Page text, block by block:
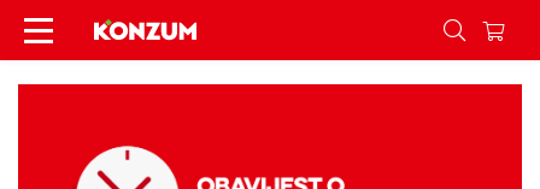
Radno vrijeme 8.6.2023. - Vijesti - Konzum